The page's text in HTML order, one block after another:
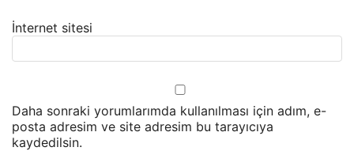
İnternet sitesi
Daha sonraki yorumlarımda kullanılması için adım, e-
posta adresim ve site adresim bu tarayıcıya
kaydedilsin.